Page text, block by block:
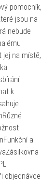
pomocník,
jsou na
nebude
jej na místě,
k
a
objednávce